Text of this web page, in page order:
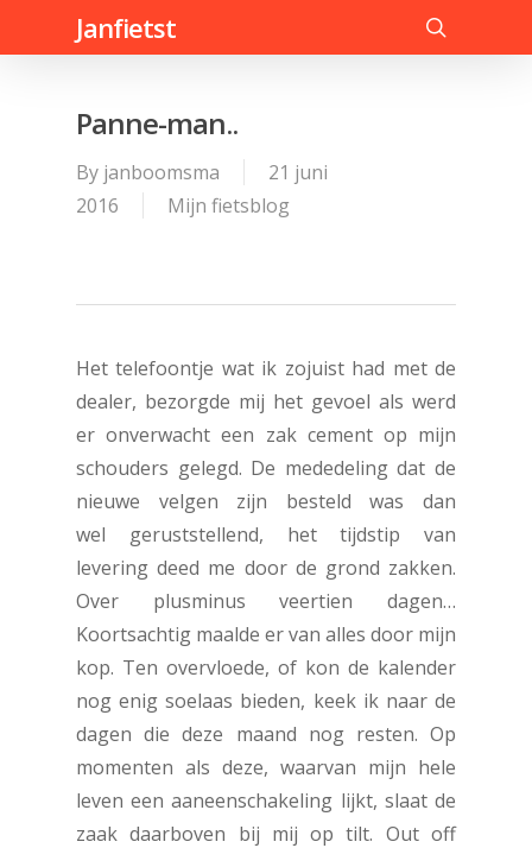
to
Janfietst
search
Panne-man..
By janboomsma
21 juni
2016
Mijn fietsblog
Het telefoontje wat ik zojuist had met de
dealer, bezorgde mij het gevoel als werd
er onverwacht een zak cement op mijn
schouders gelegd. De mededeling dat de
nieuwe velgen zijn besteld was dan
wel geruststellend, het tijdstip van
levering deed me door de grond zakken.
Over plusminus veertien dagen…
Koortsachtig maalde er van alles door mijn
kop. Ten overvloede, of kon de kalender
nog enig soelaas bieden, keek ik naar de
dagen die deze maand nog resten. Op
momenten als deze, waarvan mijn hele
leven een aaneenschakeling lijkt, slaat de
zaak daarboven bij mij op tilt. Out off